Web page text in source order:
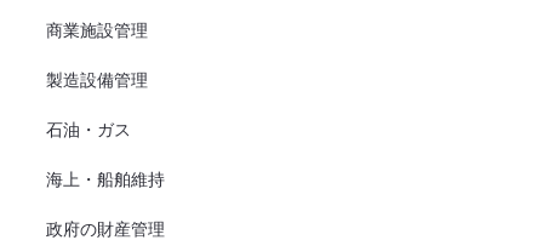
商業施設管理
製造設備管理
石油・ガス
海上・船舶維持
政府の財産管理